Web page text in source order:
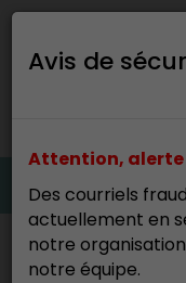
Avis de
Attention, alerte
Des courriels
actuellement en
notre
notre équipe.
Accueil>